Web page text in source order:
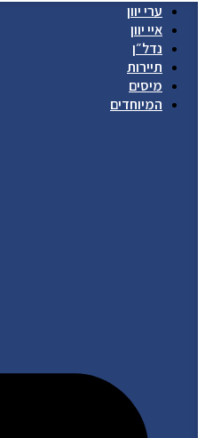
ערי יוון
איי יוון
נדל״ן
תיירות
מיסים
המיוחדים